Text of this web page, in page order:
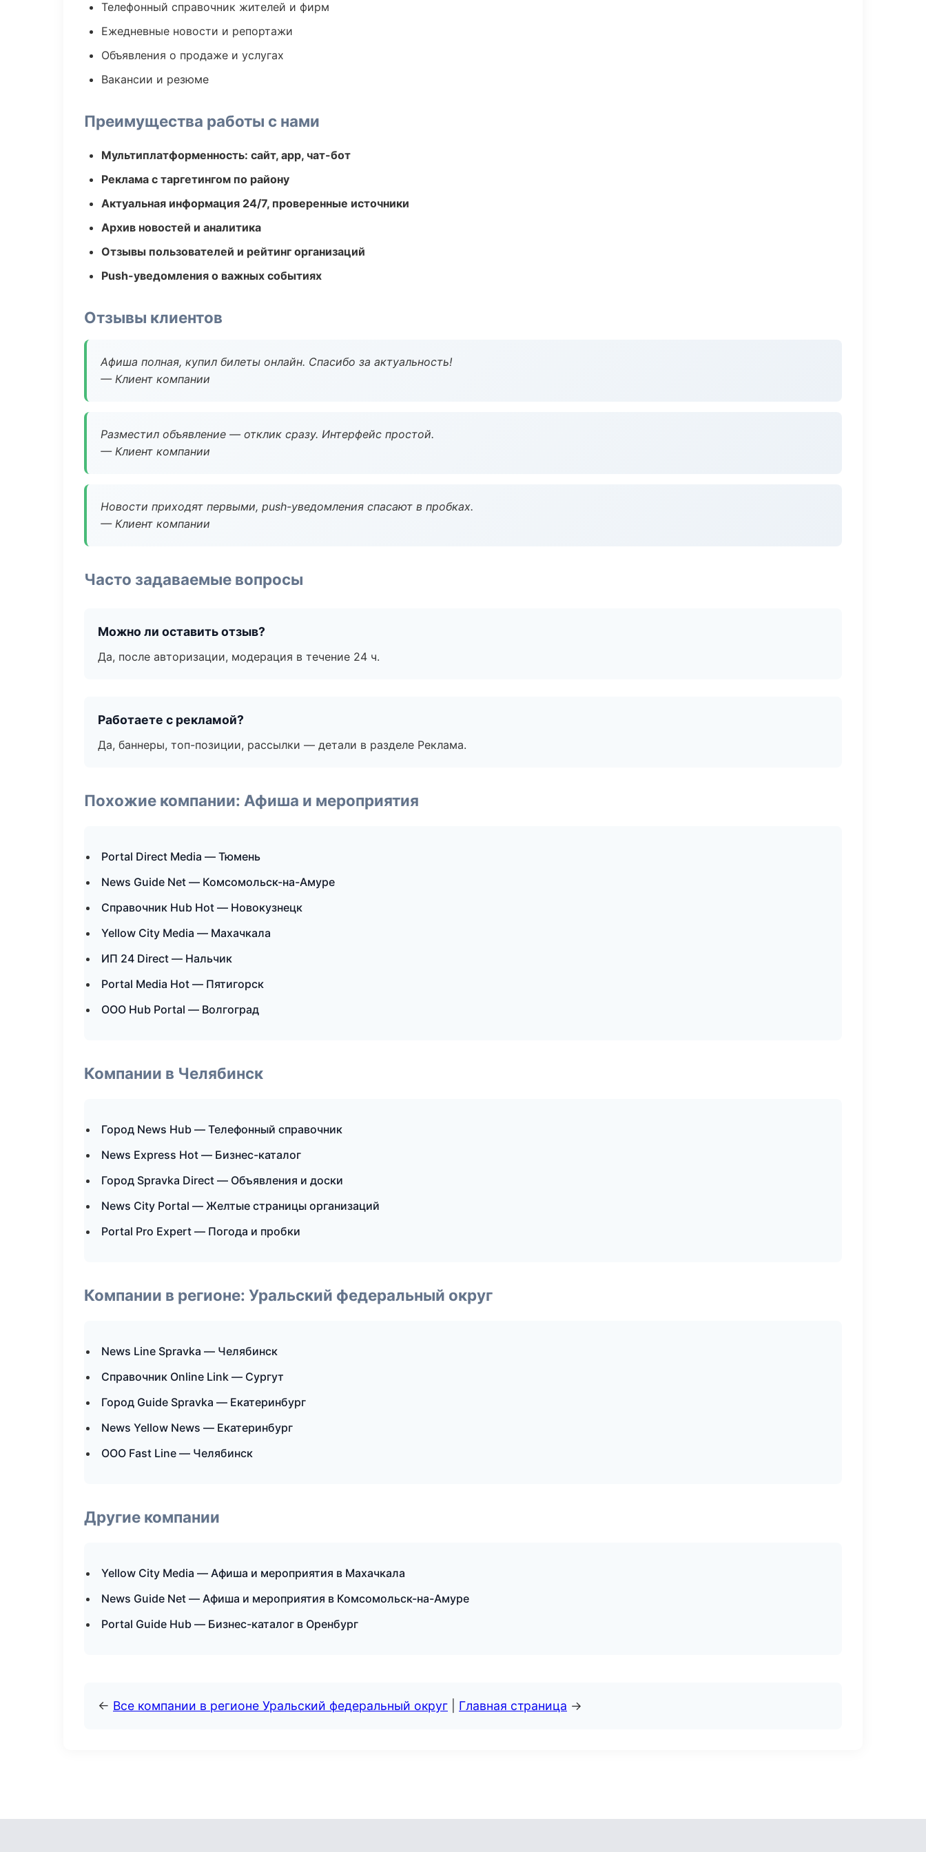
Телефонный справочник жителей и фирм
Ежедневные новости и репортажи
Объявления о продаже и услугах
Вакансии и резюме
Преимущества работы с нами
Мультиплатформенность: сайт, app, чат-бот
Реклама с таргетингом по району
Актуальная информация 24/7, проверенные источники
Архив новостей и аналитика
Отзывы пользователей и рейтинг организаций
Push-уведомления о важных событиях
Отзывы клиентов
Афиша полная, купил билеты онлайн. Спасибо за актуальность!
— Клиент компании
Разместил объявление — отклик сразу. Интерфейс простой.
— Клиент компании
Новости приходят первыми, push-уведомления спасают в пробках.
— Клиент компании
Часто задаваемые вопросы
Можно ли оставить отзыв?
Да, после авторизации, модерация в течение 24 ч.
Работаете с рекламой?
Да, баннеры, топ-позиции, рассылки — детали в разделе Реклама.
Похожие компании: Афиша и мероприятия
Portal Direct Media — Тюмень
News Guide Net — Комсомольск-на-Амуре
Справочник Hub Hot — Новокузнецк
Yellow City Media — Махачкала
ИП 24 Direct — Нальчик
Portal Media Hot — Пятигорск
ООО Hub Portal — Волгоград
Компании в Челябинск
Город News Hub — Телефонный справочник
News Express Hot — Бизнес-каталог
Город Spravka Direct — Объявления и доски
News City Portal — Желтые страницы организаций
Portal Pro Expert — Погода и пробки
Компании в регионе: Уральский федеральный округ
News Line Spravka — Челябинск
Справочник Online Link — Сургут
Город Guide Spravka — Екатеринбург
News Yellow News — Екатеринбург
ООО Fast Line — Челябинск
Другие компании
Yellow City Media — Афиша и мероприятия в Махачкала
News Guide Net — Афиша и мероприятия в Комсомольск-на-Амуре
Portal Guide Hub — Бизнес-каталог в Оренбург
← Все компании в регионе Уральский федеральный округ Главная страница →